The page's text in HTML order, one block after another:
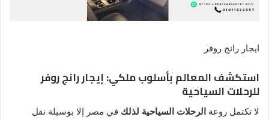
ايجار رانج روفر
استكشف المعالم بأسلوب ملكي: إيجار رانج روفر
للرحلات السياحية
لا تكتمل روعة الرحلات السياحية لذلك في مصر إلا بوسيلة نقل